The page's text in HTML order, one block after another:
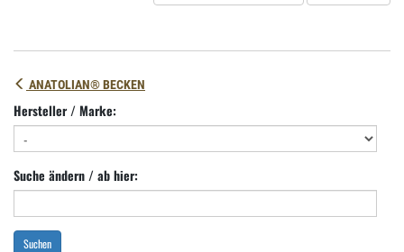
ANATOLIAN® BECKEN
Hersteller / Marke:
Suche ändern / ab hier:
Suchen